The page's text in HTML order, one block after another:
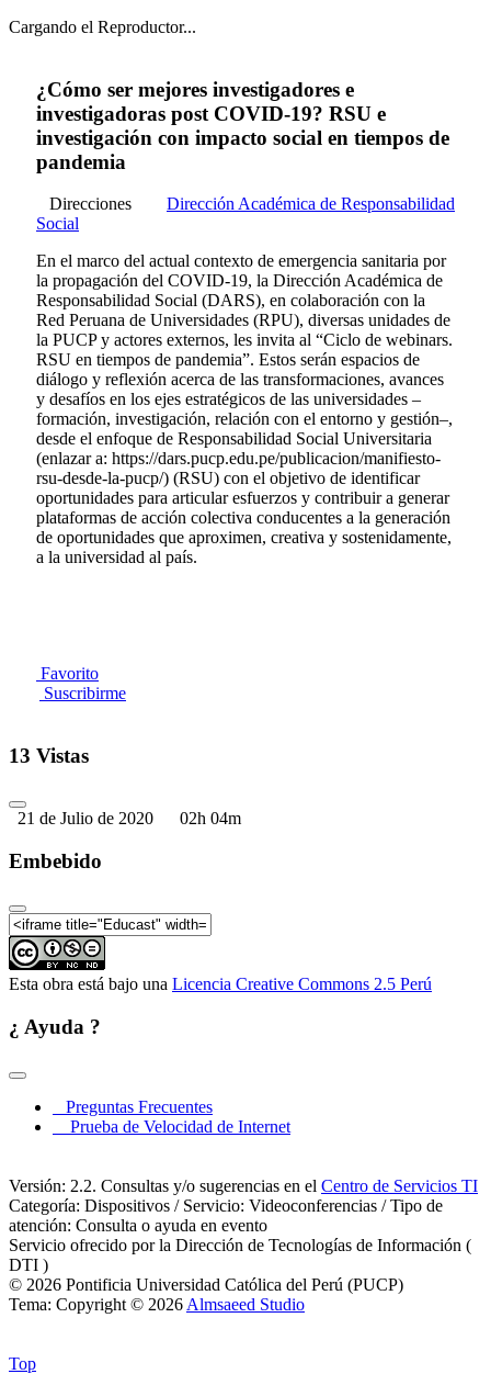
Cargando el Reproductor...
¿Cómo ser mejores investigadores e
investigadoras post COVID-19? RSU e
investigación con impacto social en tiempos de
pandemia
Direcciones
Dirección Académica de Responsabilidad
Social
En el marco del actual contexto de emergencia sanitaria por
la propagación del COVID-19, la Dirección Académica de
Responsabilidad Social (DARS), en colaboración con la
Red Peruana de Universidades (RPU), diversas unidades de
la PUCP y actores externos, les invita al “Ciclo de webinars.
RSU en tiempos de pandemia”. Estos serán espacios de
diálogo y reflexión acerca de las transformaciones, avances
y desafíos en los ejes estratégicos de las universidades –
formación, investigación, relación con el entorno y gestión–,
desde el enfoque de Responsabilidad Social Universitaria
(enlazar a: https://dars.pucp.edu.pe/publicacion/manifiesto-
rsu-desde-la-pucp/) (RSU) con el objetivo de identificar
oportunidades para articular esfuerzos y contribuir a generar
plataformas de acción colectiva conducentes a la generación
de oportunidades que aproximen, creativa y sostenidamente,
a la universidad al país.
Favorito
Suscribirme
13 Vistas
21 de Julio de 2020 02h 04m
Embebido
Esta obra está bajo una Licencia Creative Commons 2.5 Perú
¿ Ayuda ?
Preguntas Frecuentes
Prueba de Velocidad de Internet
Versión: 2.2. Consultas y/o sugerencias en el Centro de Servicios TI
Categoría: Dispositivos / Servicio: Videoconferencias / Tipo de
atención: Consulta o ayuda en evento
Servicio ofrecido por la Dirección de Tecnologías de Información (
DTI )
© 2026 Pontificia Universidad Católica del Perú (PUCP)
Tema: Copyright © 2026 Almsaeed Studio
Top